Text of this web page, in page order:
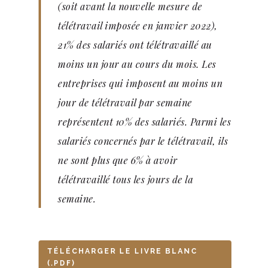
(soit avant la nouvelle mesure de
télétravail imposée en janvier 2022),
21% des salariés ont télétravaillé au
moins un jour au cours du mois. Les
entreprises qui imposent au moins un
jour de télétravail par semaine
représentent 10% des salariés. Parmi les
salariés concernés par le télétravail, ils
ne sont plus que 6% à avoir
télétravaillé tous les jours de la
semaine.
TÉLÉCHARGER LE LIVRE BLANC
(.PDF)